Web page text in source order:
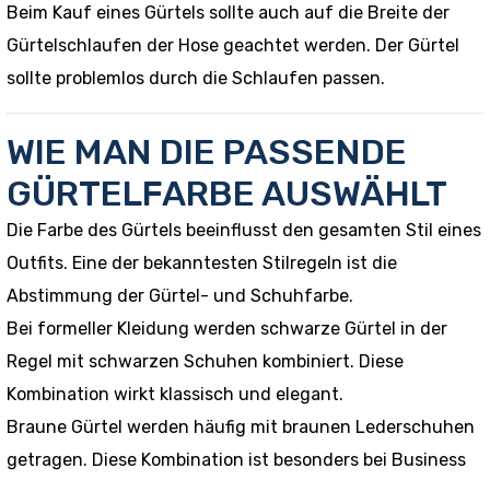
Beim Kauf eines Gürtels sollte auch auf die Breite der
Gürtelschlaufen der Hose geachtet werden. Der Gürtel
sollte problemlos durch die Schlaufen passen.
WIE MAN DIE PASSENDE
GÜRTELFARBE AUSWÄHLT
Die Farbe des Gürtels beeinflusst den gesamten Stil eines
Outfits. Eine der bekanntesten Stilregeln ist die
Abstimmung der Gürtel- und Schuhfarbe.
Bei formeller Kleidung werden schwarze Gürtel in der
Regel mit schwarzen Schuhen kombiniert. Diese
Kombination wirkt klassisch und elegant.
Braune Gürtel werden häufig mit braunen Lederschuhen
getragen. Diese Kombination ist besonders bei Business